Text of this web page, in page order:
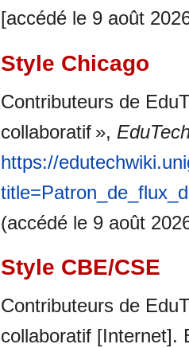
[accédé le 9 août
Style Chicago
Contributeurs de
collaboratif »,
https://
(accédé le 9 août
Style CBE/CSE
Contributeurs de
collaboratif [Internet].